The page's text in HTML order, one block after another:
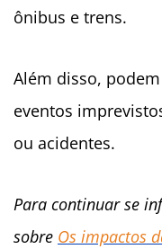
ônibus e trens.
Além disso,
eventos
ou acidentes.
Para continuar se
sobre Os impactos